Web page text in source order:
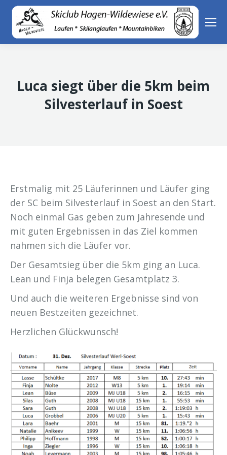
Luca siegt über die 5km beim
Silvesterlauf in Soest
Erstmalig mit 25 Läuferinnen und Läufer ging
der SC beim Silvesterlauf in Soest an den Start.
Noch einmal Gas geben zum Jahresende und
mit guten Ergebnissen in das Ziel kommen
nahmen sich die Läufer vor.
Der Gesamtsieg über die 5km ging an Luca.
Lean und Finja belegen Gesamtplatz 3.
Und auch die weiteren Ergebnisse sind von
neuen Bestzeiten gezeichnet.
Herzlichen Glückwunsch!